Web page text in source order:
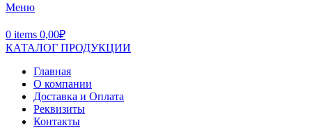
Меню
0 items 0,00₽
КАТАЛОГ ПРОДУКЦИИ
Главная
О компании
Доставка и Оплата
Реквизиты
Контакты